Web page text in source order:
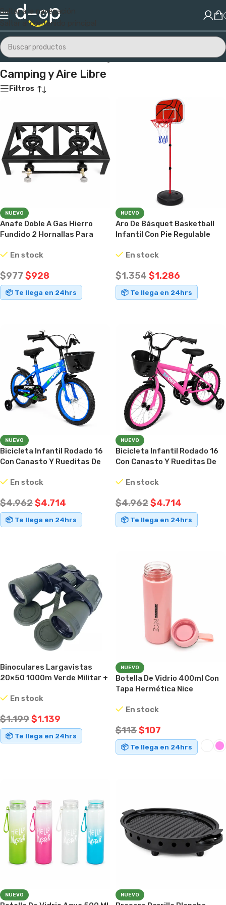
Saltar a la navegación
Saltar al contenido principal
Inicio/Camping y Aire Libre/Página 2
Camping y Aire Libre
Filtros
NUEVO
Anafe Doble A Gas Hierro
Fundido 2 Hornallas Para
En stock
$977$928
📦 Te llega en 24hrs
NUEVO
Aro De Básquet Basketball
Infantil Con Pie Regulable
En stock
$1.354$1.286
📦 Te llega en 24hrs
NUEVO
Bicicleta Infantil Rodado 16
Con Canasto Y Rueditas De
En stock
$4.962$4.714
📦 Te llega en 24hrs
NUEVO
Bicicleta Infantil Rodado 16
Con Canasto Y Rueditas De
En stock
$4.962$4.714
📦 Te llega en 24hrs
Binoculares Largavistas
20×50 1000m Verde Militar +
En stock
$1.199$1.139
📦 Te llega en 24hrs
NUEVO
Botella De Vidrio 400ml Con
Tapa Hermética Nice
En stock
$113$107
📦 Te llega en 24hrs
NUEVO NUEVO